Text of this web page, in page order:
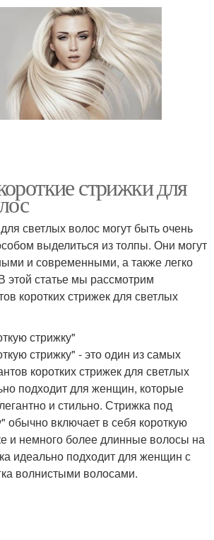
стрижки для
светлых волос могут быть очень
выделиться из толпы. Они могут
и современными, а также легко
этой статье мы рассмотрим
коротких стрижек для светлых
стрижку"
стрижку" - это один из самых
коротких стрижек для светлых
подходит для женщин, которые
и стильно. Стрижка под
обычно включает в себя короткую
и немного более длинные волосы на
идеально подходит для женщин с
волнистыми волосами.